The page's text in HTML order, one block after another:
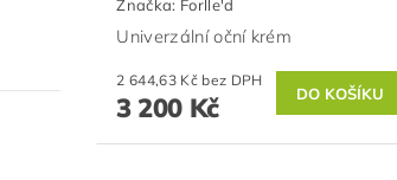
Značka: Forlle'd
Univerzální oční krém
2 644,63 Kč bez DPH
3 200 Kč